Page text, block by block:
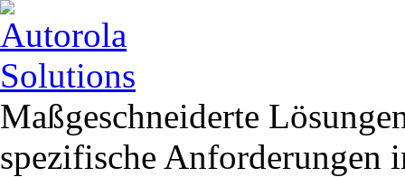
Maßgeschneiderte
spezifische